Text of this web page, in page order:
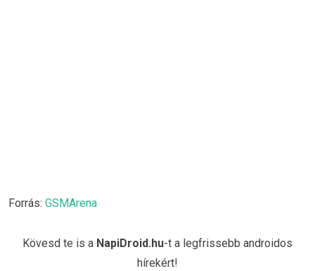
Forrás: GSMArena
Kövesd te is a NapiDroid.hu-t a legfrissebb androidos
hírekért!